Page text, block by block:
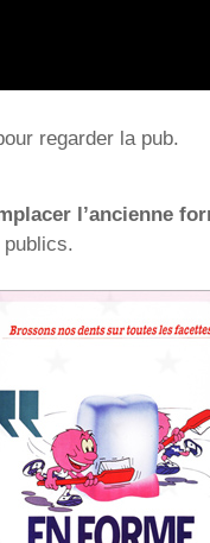
regarder la pub.
l’ancienne